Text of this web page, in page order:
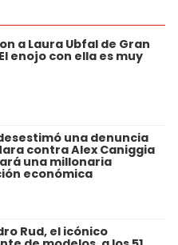
a Laura Ubfal de Gran
enojo con ella es muy
una denuncia
contra Alex Caniggia
una millonaria
económica
Rud, el icónico